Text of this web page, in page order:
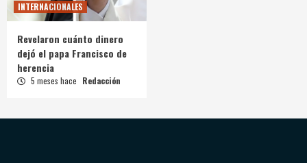
INTERNACIONALES
Revelaron cuánto dinero
dejó el papa Francisco de
herencia
5 meses hace Redacción